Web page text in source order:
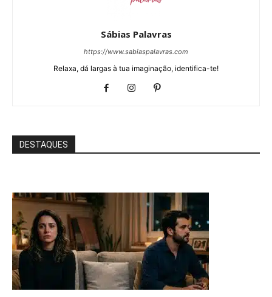
Sábias Palavras
https://www.sabiaspalavras.com
Relaxa, dá largas à tua imaginação, identifica-te!
DESTAQUES